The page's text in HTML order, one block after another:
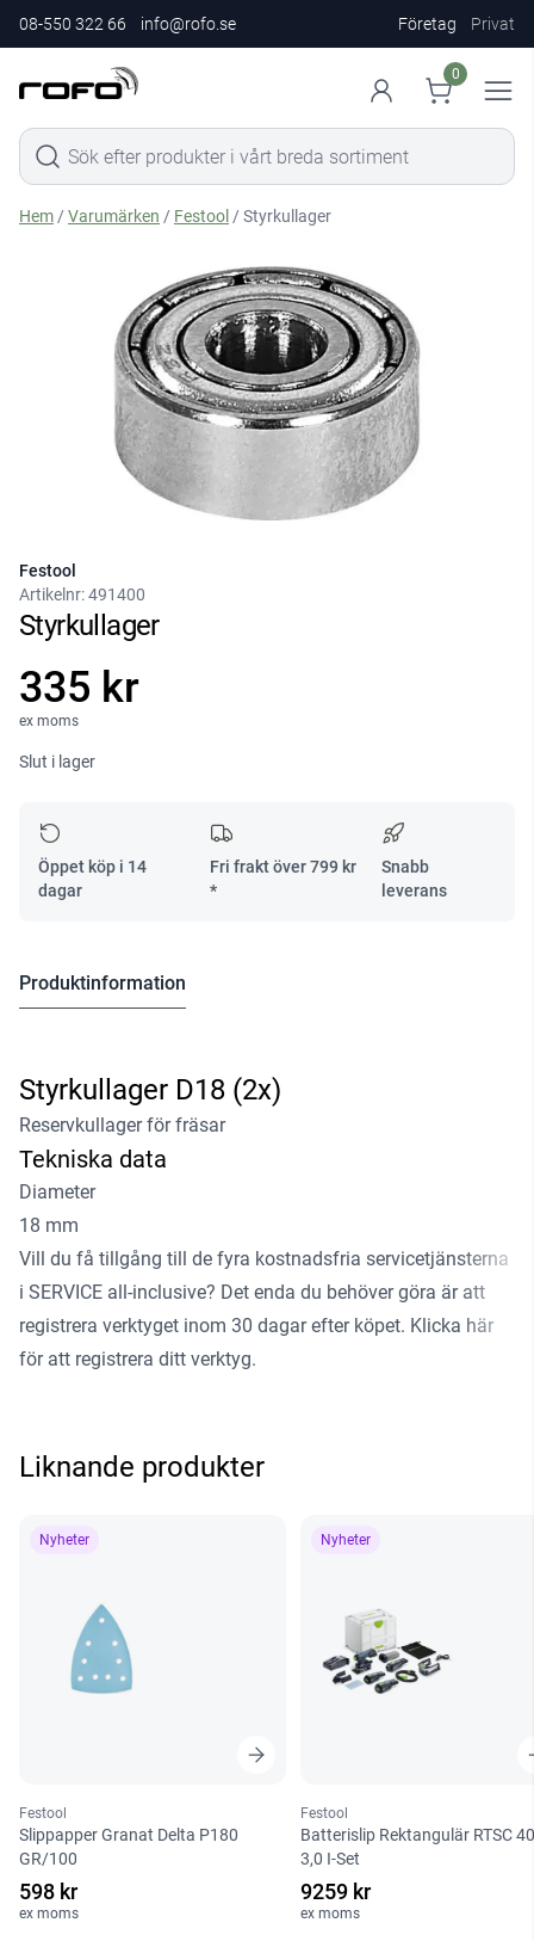
08-550 322 66 info@rofo.se Företag Privat
0
Hem /Varumärken / Festool / Styrkullager
Festool
Artikelnr:491400
Styrkullager
335 kr
ex moms
Slut i lager
Öppet köp i 14
dagar
Fri frakt över799 kr
*
Snabb
leverans
Produktinformation
Styrkullager D18 (2x)
Reservkullager för fräsar
Tekniska data
Diameter
18 mm
Vill du få tillgång till de fyra kostnadsfria servicetjänsterna
i SERVICE all-inclusive? Det enda du behöver göra är att
registrera verktyget inom 30 dagar efter köpet. Klicka här
för att registrera ditt verktyg.
Liknande produkter
Nyheter
Festool
Slippapper Granat Delta P180
GR/100
598 kr
ex moms
Nyheter
Festool
Batterislip Rektangulär RTSC
3,0 I-Set
9259 kr
ex moms